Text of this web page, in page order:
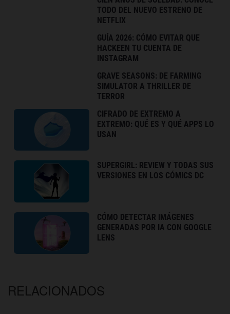
TODO DEL NUEVO ESTRENO DE
NETFLIX
GUÍA 2026: CÓMO EVITAR QUE
HACKEEN TU CUENTA DE
INSTAGRAM
GRAVE SEASONS: DE FARMING
SIMULATOR A THRILLER DE
TERROR
CIFRADO DE EXTREMO A
EXTREMO: QUÉ ES Y QUÉ APPS LO
USAN
SUPERGIRL: REVIEW Y TODAS SUS
VERSIONES EN LOS CÓMICS DC
CÓMO DETECTAR IMÁGENES
GENERADAS POR IA CON GOOGLE
LENS
RELACIONADOS